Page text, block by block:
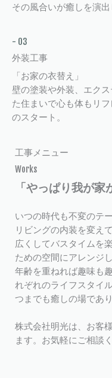
その風合いが癒しを演出
- 03
外装工事
「お家の衣替え」
壁の塗装や外装、エク
た住まいで心も体もリ
のスタート。
工事メニュー
Works
「やっぱり我が家
いつの時代も不変のテー
リビングの内装を変え
広くしてバスタイムを
ための空間にアレンジ
年齢を重ねれば趣味も
れぞれのライフスタイ
つまでも癒しの場であ
株式会社明光は、お客
ます。お気軽にご相談